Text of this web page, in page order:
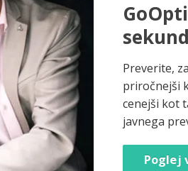
Preverite,
priročnejši
cenejši kot
javnega
Poglej